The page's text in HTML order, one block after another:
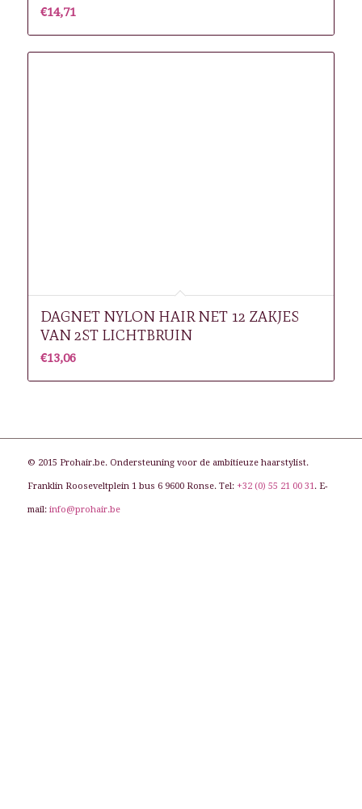
€14,71
DAGNET NYLON HAIR NET 12 ZAKJES
VAN 2ST LICHTBRUIN
€13,06
© 2015 Prohair.be. Ondersteuning voor de ambitieuze haarstylist.
Franklin Rooseveltplein 1 bus 6 9600 Ronse. Tel: +32 (0) 55 21 00 31. E-
mail: info@prohair.be